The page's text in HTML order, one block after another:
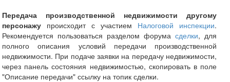
Передача производственной недвижимости другому
персонажу происходит с участием Налоговой инспекции.
Рекомендуется пользоваться разделом форума сделки, для
полного описания условий передачи производственной
недвижимости. При подаче заявки на передачу недвижимости,
через панель состояния недвижимостью, скопировать в поле
"Описание передачи" ссылку на топик сделки.